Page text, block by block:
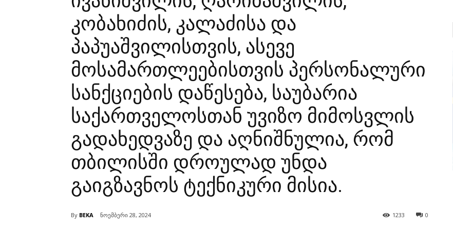
კობახიძის, კალაძისა და
პაპუაშვილისთვის, ასევე
მოსამართლეებისთვის პერსონალური
სანქციების დაწესება, საუბარია
საქართველოსთან უვიზო მიმოსვლის
გადახედვაზე და აღნიშნულია, რომ
თბილისში დროულად უნდა
გაიგზავნოს ტექნიკური მისია.
By BEKA ნოემბერი 28, 2024 0
1233